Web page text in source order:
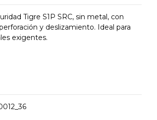
Tigre S1P SRC, sin metal, con
y deslizamiento. Ideal para
exigentes.